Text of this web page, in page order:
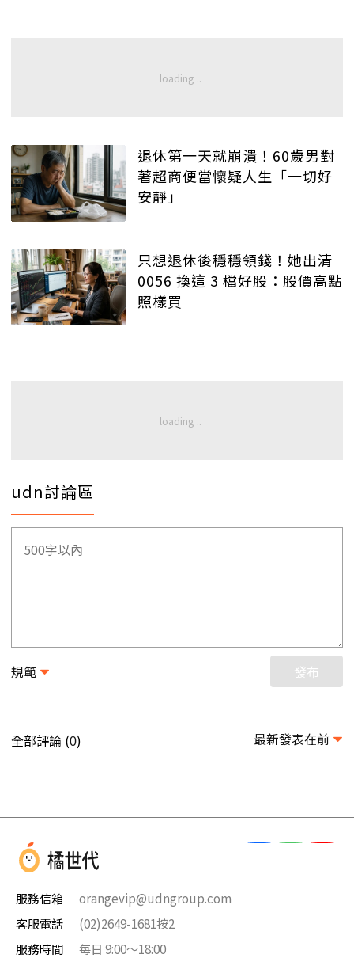
退休第一天就崩潰！60歲男對
著超商便當懷疑人生「一切好
安靜」
只想退休後穩穩領錢！她出清
0056 換這 3 檔好股：股價高點
照樣買
udn討論區
規範 發布
全部評論 (0) 最新發表在前
服務信箱
orangevip@udngroup.com
客服電話
(02)2649-1681按2
服務時間
每日 9:00～18:00